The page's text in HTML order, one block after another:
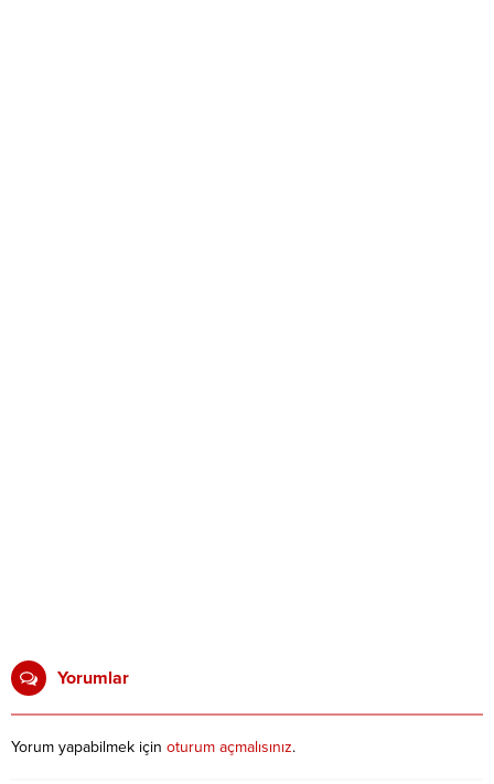
Yorumlar
Yorum yapabilmek için oturum açmalısınız.